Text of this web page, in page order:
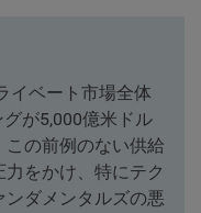
イベート市場全体
が5,000億米ドル
の前例のない供給
をかけ、特にテク
ンダメンタルズの悪